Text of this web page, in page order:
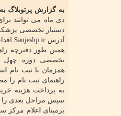
به گزارش پرتوبلاگ
دی ماه می توانند
دستیار تخصصی
آدرس Sanjeshp.ir اقدام نمایند.
همین طور دفترچه
همزمان با ثبت نام
راهنمای ثبت نام را
به پرداخت هزینه
سپس مراحل بعدی را
برمبنای اعلام